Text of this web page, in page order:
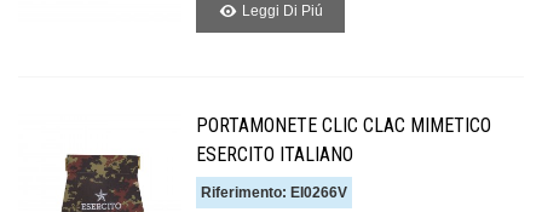
Leggi Di Piú
PORTAMONETE CLIC CLAC MIMETICO
ESERCITO ITALIANO
Riferimento: EI0266V